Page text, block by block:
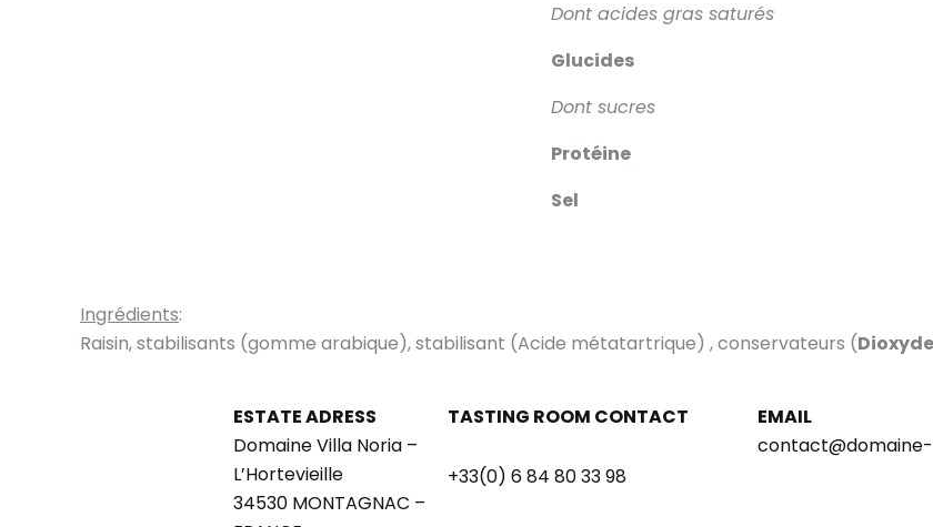
Dont acides gras saturés
Glucides
Dont sucres
Protéine
Sel
Ingrédients:
Raisin, stabilisants (gomme arabique), stabilisant (Acide métatartrique) , conservateurs (
ESTATE ADRESS
Domaine Villa Noria –
L’Hortevieille
34530 MONTAGNAC –
TASTING ROOM CONTACT
+33(0) 6 84 80 33 98
EMAIL